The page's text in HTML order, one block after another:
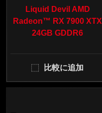
Liquid Devil AMD
Radeon™ RX 7900 XTX
24GB GDDR6
比較に追加